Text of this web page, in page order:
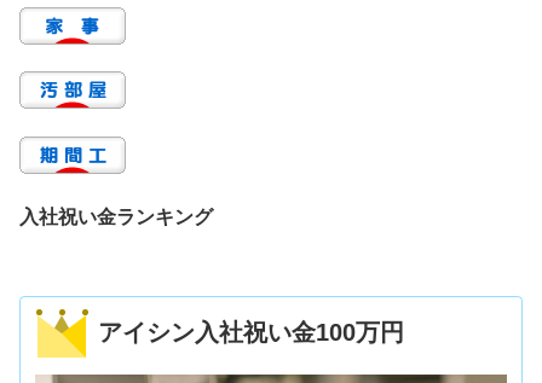
入社祝い金ランキング
アイシン入社祝い金100万円